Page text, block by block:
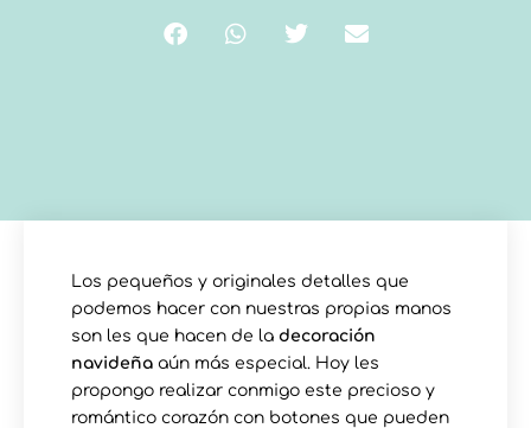
Los pequeños y originales detalles que
podemos hacer con nuestras propias manos
son les que hacen de la decoración
navideña aún más especial. Hoy les
propongo realizar conmigo este precioso y
romántico corazón con botones que pueden